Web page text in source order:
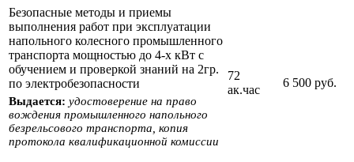
Безопасные методы и приемы
выполнения работ при эксплуатации
напольного колесного промышленного
транспорта мощностью до 4-х кВт с
обучением и проверкой знаний на 2гр.
по электробезопасности
Выдается: удостоверение на право
вождения промышленного напольного
безрельсового транспорта, копия
протокола квалификационной комиссии
72
ак.час
6 500 руб.